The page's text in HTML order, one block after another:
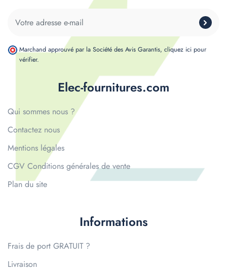
Elec-fournitures.com
Qui sommes nous ?
Contactez nous
Mentions légales
CGV Conditions générales de vente
Plan du site
Informations
Frais de port GRATUIT ?
Livraison
Marchand approuvé par la Société des Avis Garantis, cliquez ici pour
vérifier.